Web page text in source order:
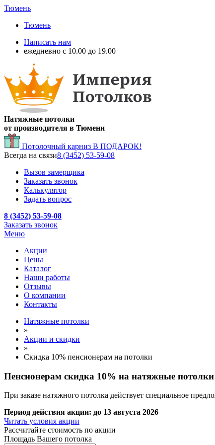
Тюмень
Тюмень
Написать нам
ежедневно с 10.00 до 19.00
Натяжные потолки
от производителя в Тюмени
Потолочный карниз В ПОДАРОК!
Всегда на связи8 (3452) 53-59-08
Вызов замерщика
Заказать звонок
Калькулятор
Задать вопрос
8 (3452) 53-59-08
Заказать звонок
Меню
Акции
Цены
Каталог
Наши работы
Отзывы
О компании
Контакты
Натяжные потолки
»
Акции и скидки
»
Скидка 10% пенсионерам на потолки
Пенсионерам скидка 10% на натяжные
При заказе натяжного потолка действует специальное
Период действия акции: до 13 августа 2026
Читать условия акции
Рассчитайте стоимость по акции
Площадь Вашего потолка